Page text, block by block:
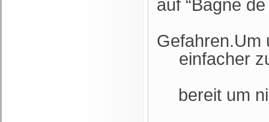
auf “Bagne
Gefahren.Um
einfacher
bereit um